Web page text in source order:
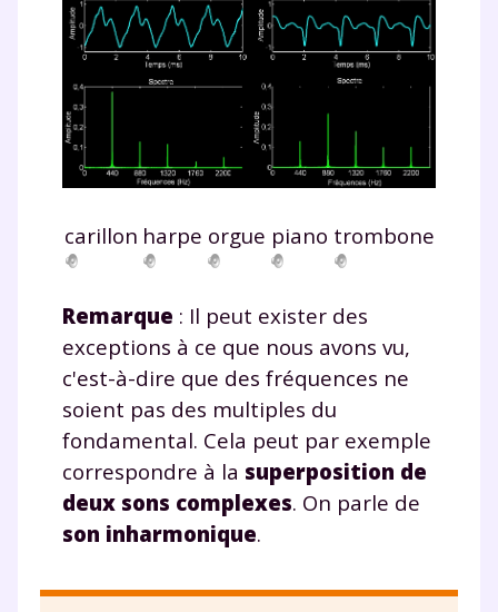
carillon harpe orgue piano trombone
Remarque : Il peut exister des
exceptions à ce que nous avons vu,
c'est-à-dire que des fréquences ne
soient pas des multiples du
fondamental. Cela peut par exemple
correspondre à la superposition de
deux sons complexes. On parle de
son inharmonique.